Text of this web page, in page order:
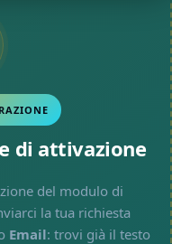
di attivazione
del modulo di
la tua richiesta
Email: trovi già il testo